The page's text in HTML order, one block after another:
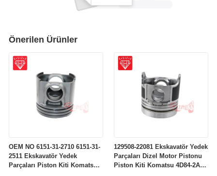
Önerilen Ürünler
OEM NO 6151-31-2710 6151-31-
2511 Ekskavatör Yedek
Parçaları Piston Kiti Komatsu
129508-22081 Ekskavatör Yedek
Parçaları Dizel Motor Pistonu
Piston Kiti Komatsu 4D84-2A